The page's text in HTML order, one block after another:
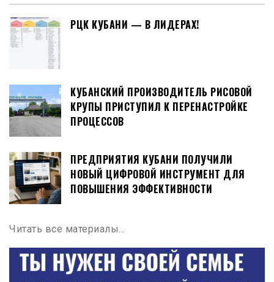
РЦК КУБАНИ — В ЛИДЕРАХ!
КУБАНСКИЙ ПРОИЗВОДИТЕЛЬ РИСОВОЙ
КРУПЫ ПРИСТУПИЛ К ПЕРЕНАСТРОЙКЕ
ПРОЦЕССОВ
ПРЕДПРИЯТИЯ КУБАНИ ПОЛУЧИЛИ
НОВЫЙ ЦИФРОВОЙ ИНСТРУМЕНТ ДЛЯ
ПОВЫШЕНИЯ ЭФФЕКТИВНОСТИ
Читать все материалы…